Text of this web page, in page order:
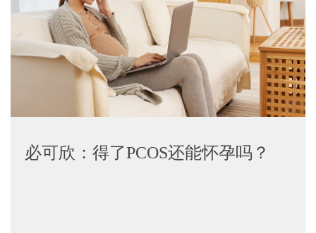
必可欣：得了PCOS还能怀孕吗？